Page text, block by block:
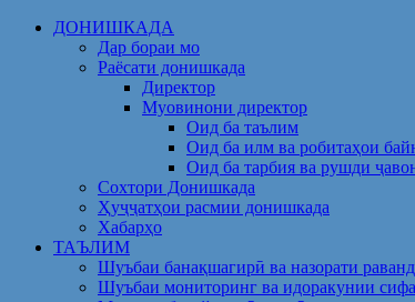
Skip
ДОНИШКАДА
Дар бораи мо
Раёсати донишкада
Директор
Муовинони директор
Оид ба таълим
Оид ба илм ва робитаҳои
Оид ба тарбия ва рушди
Сохтори Донишкада
Ҳуҷҷатҳои расмии донишкада
Хабарҳо
ТАЪЛИМ
Шуъбаи банақшагирӣ ва назорати
Шуъбаи мониторинг ва идоракунии